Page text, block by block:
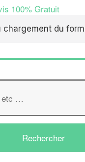
100% Gratuit
chargement du